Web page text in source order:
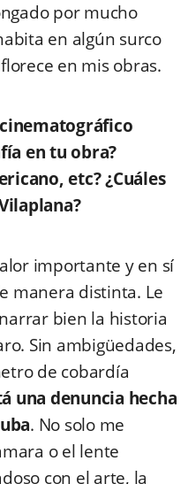
por mucho
en algún surco
en mis obras.
en tu obra?
etc? ¿Cuáles
Vilaplana?
importante y en sí
manera distinta. Le
bien la historia
Sin ambigüedades,
de cobardía
una denuncia hecha
. No solo me
o el lente
con el arte, la